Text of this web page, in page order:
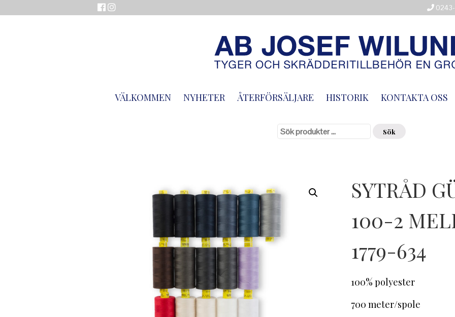
VÄLKOMMEN NYHETER ÅTERFÖRSÄLJARE HISTORIK KONTAKTA OSS
efter:
Sök
SYTRÅD
100-2
1779-634
100% polyester
700 meter/spole